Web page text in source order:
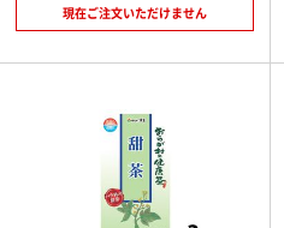
現在ご注文いただけません